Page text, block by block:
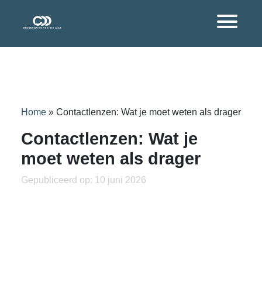
Home » Contactlenzen: Wat je moet weten als drager
Contactlenzen: Wat je
moet weten als drager
Gepubliceerd op: 10 juni 2026